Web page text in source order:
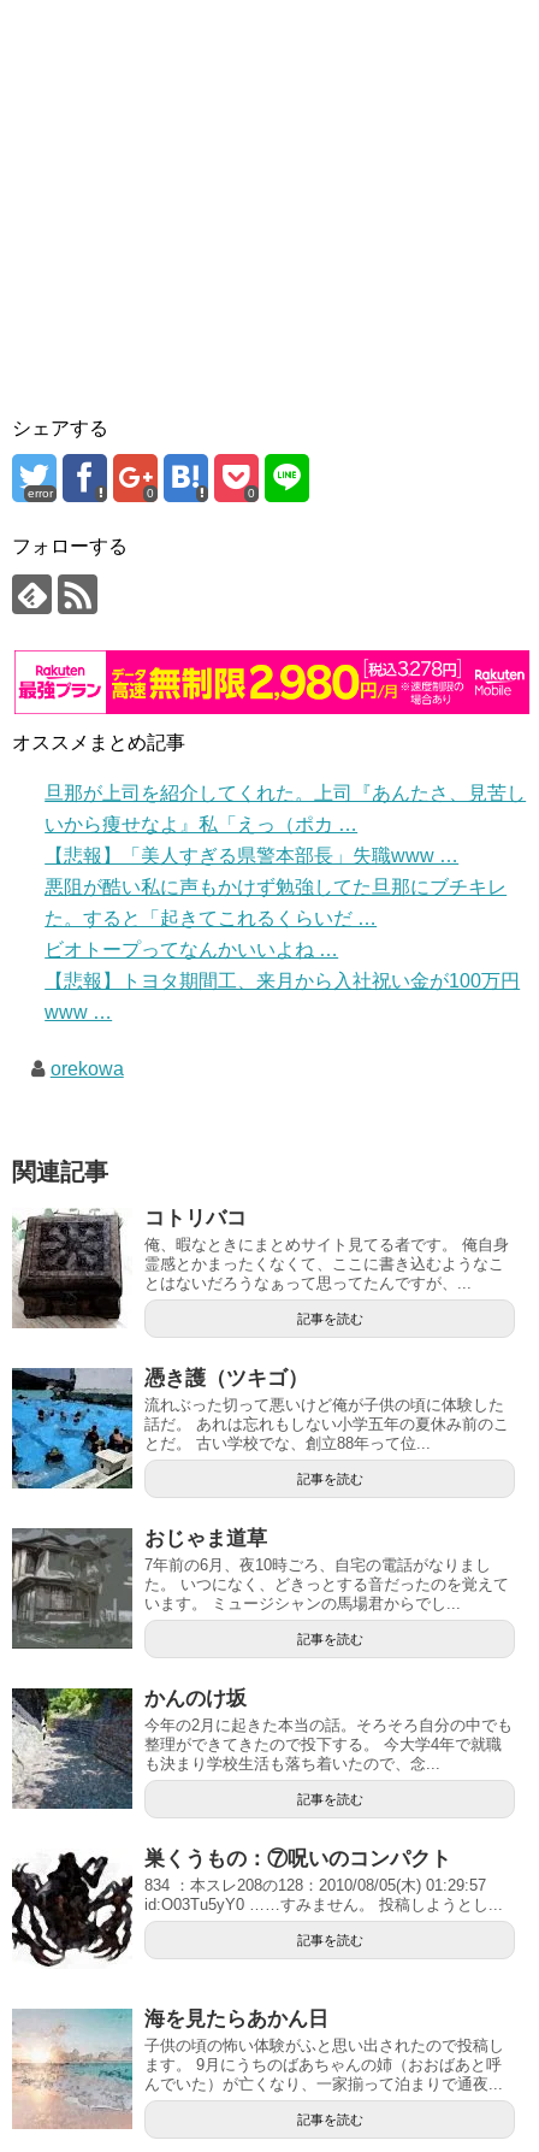
シェアする
error 0 0
フォローする
オススメまとめ記事
旦那が上司を紹介してくれた。上司『あんたさ、見苦し
いから痩せなよ』私「えっ（ポカ …
【悲報】「美人すぎる県警本部長」失職www …
悪阻が酷い私に声もかけず勉強してた旦那にブチキレ
た。すると「起きてこれるくらいだ …
ビオトープってなんかいいよね …
【悲報】トヨタ期間工、来月から入社祝い金が100万円
www …
orekowa
関連記事
コトリバコ
俺、暇なときにまとめサイト見てる者です。 俺自身
霊感とかまったくなくて、ここに書き込むようなこ
とはないだろうなぁって思ってたんですが、...
記事を読む
憑き護（ツキゴ）
流れぶった切って悪いけど俺が子供の頃に体験した
話だ。 あれは忘れもしない小学五年の夏休み前のこ
とだ。 古い学校でな、創立88年って位...
記事を読む
おじゃま道草
7年前の6月、夜10時ごろ、自宅の電話がなりまし
た。 いつになく、どきっとする音だったのを覚えて
います。 ミュージシャンの馬場君からでし...
記事を読む
かんのけ坂
今年の2月に起きた本当の話。そろそろ自分の中でも
整理ができてきたので投下する。 今大学4年で就職
も決まり学校生活も落ち着いたので、念...
記事を読む
巣くうもの：⑦呪いのコンパクト
834 ：本スレ208の128：2010/08/05(木) 01:29:57
id:O03Tu5yY0 ……すみません。 投稿しようとし...
記事を読む
海を見たらあかん日
子供の頃の怖い体験がふと思い出されたので投稿し
ます。 9月にうちのばあちゃんの姉（おおばあと呼
んでいた）が亡くなり、一家揃って泊まりで通夜...
記事を読む